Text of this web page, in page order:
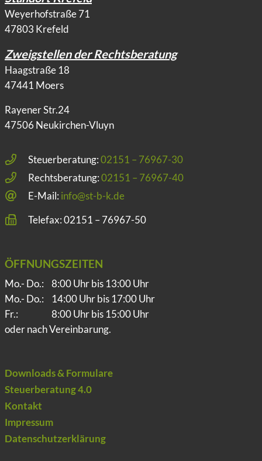
Weyerhofstraße 71
47803 Krefeld
Zweigstellen der Rechtsberatung
Haagstraße 18
47441 Moers
Rayener Str.24
47506 Neukirchen-Vluyn
Steuerberatung:02151 – 76967-30
Rechtsberatung:02151 – 76967-40
E-Mail: info@st-b-k.de
Telefax: 02151 – 76967-50
ÖFFNUNGSZEITEN
Mo.- Do.:
8:00 Uhr bis 13:00 Uhr
Mo.- Do.:
14:00 Uhr bis 17:00 Uhr
Fr.:
8:00 Uhr bis 15:00 Uhr
oder nach Vereinbarung.
Downloads & Formulare
Steuerberatung 4.0
Kontakt
Impressum
Datenschutzerklärung